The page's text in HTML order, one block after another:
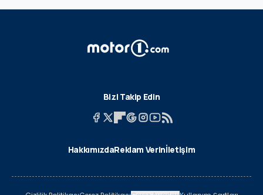
Bizi Takip Edin
HakkımızdaReklam Verinİletişim